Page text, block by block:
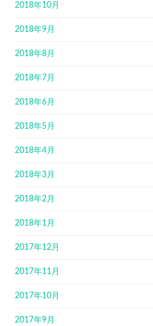
2018年10月
2018年9月
2018年8月
2018年7月
2018年6月
2018年5月
2018年4月
2018年3月
2018年2月
2018年1月
2017年12月
2017年11月
2017年10月
2017年9月